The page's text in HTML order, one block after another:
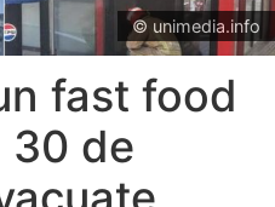
© unimedia.info
fast food
30 de